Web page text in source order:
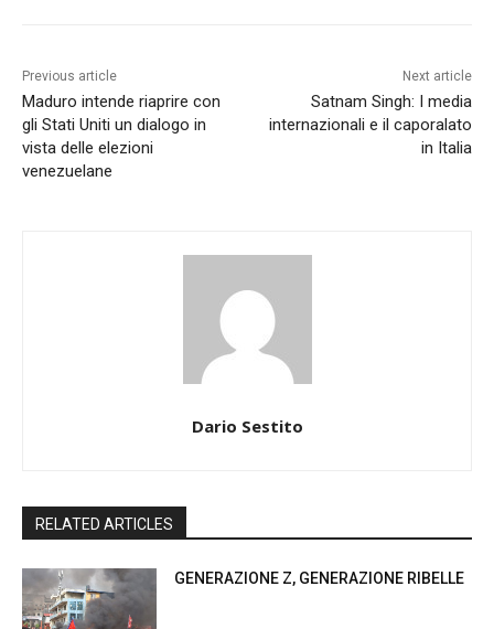
Previous article
Maduro intende riaprire con
gli Stati Uniti un dialogo in
vista delle elezioni
venezuelane
Next article
Satnam Singh: I media
internazionali e il caporalato
in Italia
Dario Sestito
RELATED ARTICLES
GENERAZIONE Z, GENERAZIONE RIBELLE